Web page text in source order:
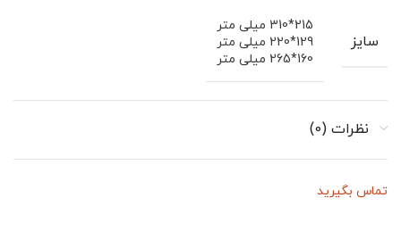
سایز
215*310 میلی متر
129*220 میلی متر
160*265 میلی متر
نظرات (0)
تماس بگیرید